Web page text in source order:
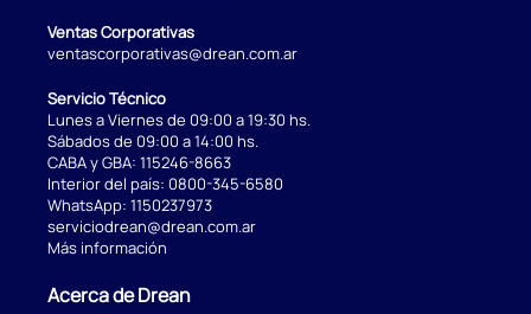
Ventas Corporativas
ventascorporativas@drean.com.ar
Servicio Técnico
Lunes a Viernes de 09:00 a 19:30 hs.
Sábados de 09:00 a 14:00 hs.
CABA y GBA: 115246-8663
Interior del país: 0800-345-6580
WhatsApp: 1150237973
serviciodrean@drean.com.ar
Más información
Acerca de Drean